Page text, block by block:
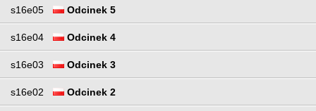
s16e05 Odcinek 5
s16e04 Odcinek 4
s16e03 Odcinek 3
s16e02 Odcinek 2